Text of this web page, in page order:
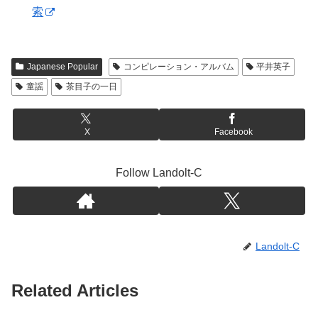
索
Japanese Popular コンピレーション・アルバム
平井英子
童謡
茶目子の一日
X Facebook
Follow Landolt-C
Landolt-C
Related Articles